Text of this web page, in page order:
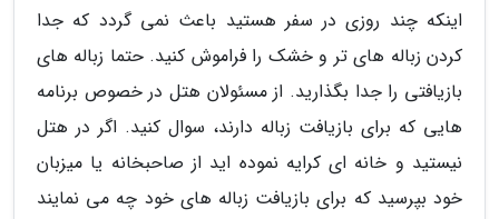
اینکه چند روزی در سفر هستید باعث نمی گردد که جدا
کردن زباله های تر و خشک را فراموش کنید. حتما زباله های
بازیافتی را جدا بگذارید. از مسئولان هتل در خصوص برنامه
هایی که برای بازیافت زباله دارند، سوال کنید. اگر در هتل
نیستید و خانه ای کرایه نموده اید از صاحبخانه یا میزبان
خود بپرسید که برای بازیافت زباله های خود چه می نمایند